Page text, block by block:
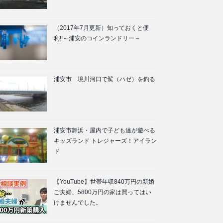
（2017年7月更新）知っておくと便
利!!～浦安のコインランドリー～
浦安市 境川河口で鯊（ハゼ）を釣る
浦安市舞浜・屋内で子ども達が遊べる
キッズランド トレジャーズ！アイラン
ド
【YouTube】世帯年収840万円の新婚
ご夫婦、5800万円の家は買ってはい
けませんでした。